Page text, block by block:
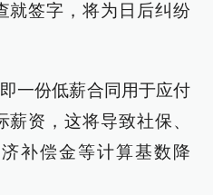
就签字，将为日后纠纷
一份低薪合同用于应付
资，这将导致社保、
补偿金等计算基数降